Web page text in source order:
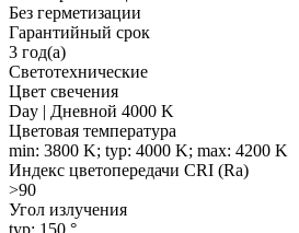
Без герметизации
Гарантийный срок
3 год(а)
Светотехнические
Цвет свечения
Day | Дневной 4000 K
Цветовая температура
min: 3800 K; typ: 4000 K; max: 4200 K
Индекс цветопередачи CRI (Ra)
>90
Угол излучения
typ: 150 °